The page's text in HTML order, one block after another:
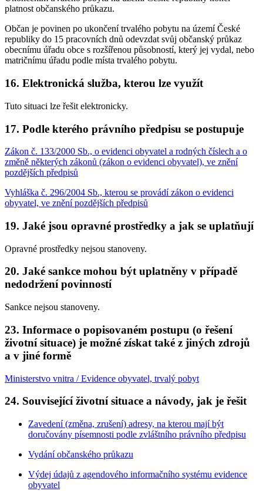
platnost občanského průkazu.
Občan je povinen po ukončení trvalého pobytu na území České
republiky do 15 pracovních dnů odevzdat svůj občanský průkaz
obecnímu úřadu obce s rozšířenou působností, který jej vydal, nebo
matričnímu úřadu podle místa trvalého pobytu.
16. Elektronická služba, kterou lze využít
Tuto situaci lze řešit elektronicky.
17. Podle kterého právního předpisu se postupuje
Zákon č. 133/2000 Sb., o evidenci obyvatel a rodných číslech a o
změně některých zákonů (zákon o evidenci obyvatel), ve znění
pozdějších předpisů
Vyhláška č. 296/2004 Sb., kterou se provádí zákon o evidenci
obyvatel, ve znění pozdějších předpisů
19. Jaké jsou opravné prostředky a jak se uplatňují
Opravné prostředky nejsou stanoveny.
20. Jaké sankce mohou být uplatněny v případě
nedodržení povinností
Sankce nejsou stanoveny.
23. Informace o popisovaném postupu (o řešení
životní situace) je možné získat také z jiných zdrojů
a v jiné formě
Ministerstvo vnitra / Evidence obyvatel, trvalý pobyt
24. Související životní situace a návody, jak je řešit
Zavedení (změna, zrušení) adresy, na kterou mají být
doručovány písemnosti podle zvláštního právního předpisu
Vydání občanského průkazu
Výdej údajů z agendového informačního systému evidence
obyvatel